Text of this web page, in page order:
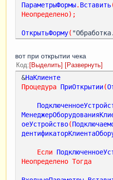
ПараметрыФормы. Вставить
Неопределено);
ОткрытьФорму(
ПараметрыФормы);
добавить две команды),
делаются все
печатной формы,
// вывод её)
вот при открытии чека
Код Выделить Развернуть
&НаКлиенте
Процедура ПриОткрытии(
оеУстройство(
Если
Неопределено Тогда